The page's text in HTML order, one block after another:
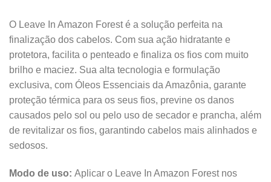
O Leave In Amazon Forest é a solução perfeita na
finalização dos cabelos. Com sua ação hidratante e
protetora, facilita o penteado e finaliza os fios com muito
brilho e maciez. Sua alta tecnologia e formulação
exclusiva, com Óleos Essenciais da Amazônia, garante
proteção térmica para os seus fios, previne os danos
causados pelo sol ou pelo uso de secador e prancha, além
de revitalizar os fios, garantindo cabelos mais alinhados e
sedosos.
Modo de uso: Aplicar o Leave In Amazon Forest nos